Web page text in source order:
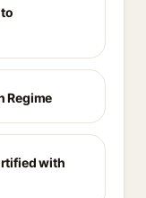
Regime
with